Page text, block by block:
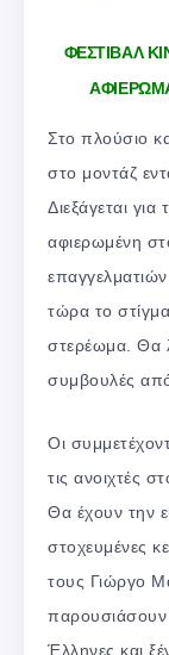
ΦΕΣΤΙΒΑΛ
Στο πλούσιο
στο μοντάζ
Διεξάγεται
αφιερωμένη
τώρα το
στερέωμα. Θα
συμβουλές
Οι
τις ανοιχτές
Θα έχουν την
στοχευμένες
τους Γιώργο
παρουσιάσουν
Έλληνες και